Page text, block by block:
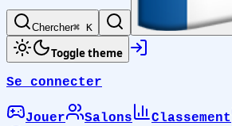
Chercher⌘ K
Toggle theme
Se connecter
Jouer Salons Classement